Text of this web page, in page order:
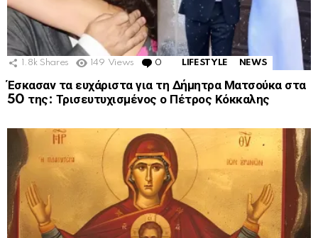
1.8k Shares 149 Views 0 Comments
LIFESTYLE NEWS
Έσκασαν τα ευχάριστα για τη Δήμητρα Ματσούκα στα
50 της: Τρισευτυχισμένος ο Πέτρος Κόκκαλης